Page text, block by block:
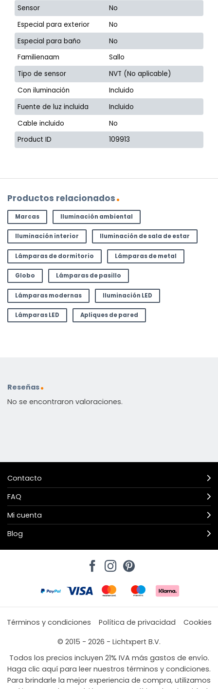
Sensor
No
Especial para exterior
No
Especial para baño
No
Familienaam
Sallo
Tipo de sensor
NVT (No aplicable)
Con iluminación
Incluido
Fuente de luz incluida
Incluido
Cable incluido
No
Product ID
109913
Productos relacionados
Marcas Iluminación ambiental
Iluminación interior Iluminación de sala de estar
Lámparas de dormitorio Lámparas de metal
Globo Lámparas de pasillo
Lámparas modernas Iluminación LED
Lámparas LED Apliques de pared
Reseñas
No se encontraron valoraciones.
Contacto
FAQ
Mi cuenta
Blog
Términos y condiciones Política de privacidad
Cookies
© 2015 - 2026 - Lichtxpert B.V.
Todos los precios incluyen 21% IVA más gastos de envío.
Haga clic aquí para leer nuestros términos y condiciones.
Para brindarle la mejor experiencia de compra, utilizamos